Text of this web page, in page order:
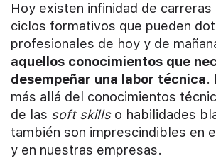
Hoy existen infinidad de
ciclos formativos que pueden
profesionales de hoy y de
aquellos conocimientos que
desempeñar una labor técnica.
más allá del conocimientos
de las soft skillso habilidades
también son imprescindibles en
y en nuestras empresas.